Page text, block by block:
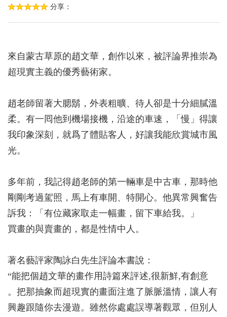
分享：
來自蒙古草原的趙文華，創作以來，被評論界推崇為
超現實主義的優秀藝術家。
趙老師留著大腮鬍，外表粗曠、待人卻是十分細膩溫
柔。有一囘他到機場接機，沿途的車速，「慢」得讓
我印象深刻，就爲了體貼客人，好讓我能欣賞城市風
光。
多年前，我記得趙老師的第一輛車是中古車，那時他
剛剛考過駕照，馬上有車開、特開心。他異常興奮告
訴我：「有位藏家取走一幅畫，留下車給我。」
買畫的與賣畫的，都是性情中人。
著名藝評家陶詠白先生評論本書說：
“能把個趙文華的畫作用詩篇來評述,很新鮮,有創意
。把那抽象而超現實的畫面注進了脈脈溫情，讓人有
興趣跟隨你去漫遊。雖然你處處誤導著觀眾，但別人